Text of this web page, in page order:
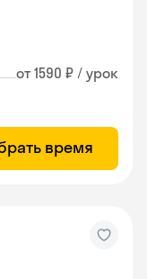
от 1590 ₽ / урок
время